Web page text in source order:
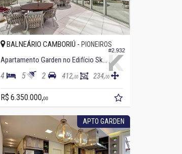
#2.932
BALNEÁRIO CAMBORIÚ - PIONEIROS
Apartamento Garden no Edifício Skyline
4 5 2 412,00 234,00
R$ 6.350.000,00
APTO GARDEN